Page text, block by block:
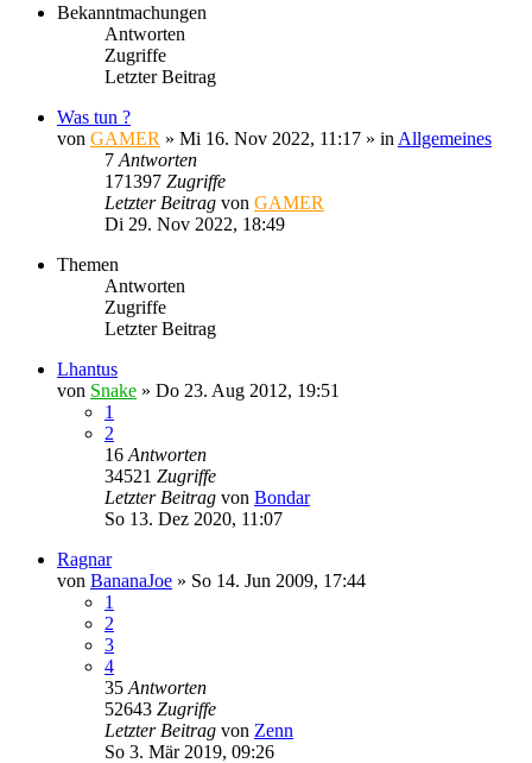
Bekanntmachungen
Antworten
Zugriffe
Letzter Beitrag
Was tun ?
von GAMER » Mi 16. Nov 2022, 11:17 » in Allgemeines
7 Antworten
171397 Zugriffe
Letzter Beitrag von GAMER
Di 29. Nov 2022, 18:49
Themen
Antworten
Zugriffe
Letzter Beitrag
Lhantus
von Snake » Do 23. Aug 2012, 19:51
1
2
16 Antworten
34521 Zugriffe
Letzter Beitrag von Bondar
So 13. Dez 2020, 11:07
Ragnar
von BananaJoe » So 14. Jun 2009, 17:44
1
2
3
4
35 Antworten
52643 Zugriffe
Letzter Beitrag von Zenn
So 3. Mär 2019, 09:26